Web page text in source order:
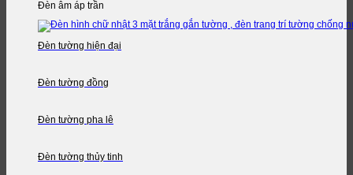
Đèn âm áp trần
Đèn tường hiện đại
Đèn tường đồng
Đèn tường pha lê
Đèn tường thủy tinh